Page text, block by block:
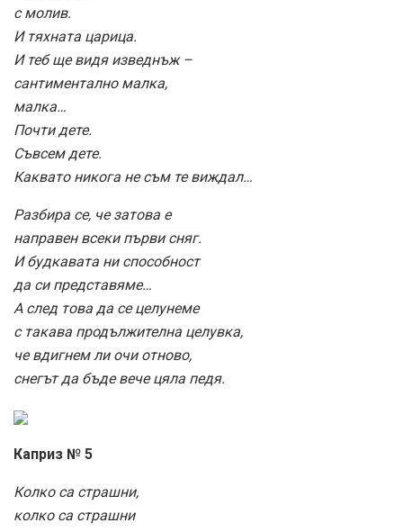
с молив.
И тяхната царица.
И теб ще видя изведнъж –
сантиментално малка,
малка…
Почти дете.
Съвсем дете.
Каквато никога не съм те виждал…
Разбира се, че затова е
направен всеки първи сняг.
И будкавата ни способност
да си представяме…
А след това да се целунеме
с такава продължителна целувка,
че вдигнем ли очи отново,
снегът да бъде вече цяла педя.
Каприз № 5
Колко са страшни,
колко са страшни